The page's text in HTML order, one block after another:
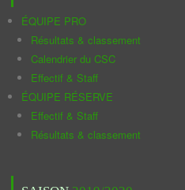
ÉQUIPE PRO
Résultats & classement
Calendrier du CSC
Effectif & Staff
ÉQUIPE RÉSERVE
Effectif & Staff
Résultats & classement